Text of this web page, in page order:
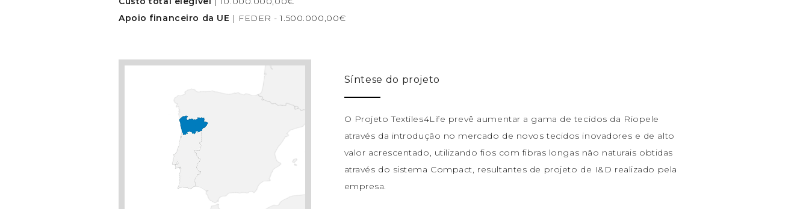
Apoio financeiro da UE | FEDER - 1.500.000,00€
Síntese do projeto
O Projeto Textiles4Life prevê aumentar a gama de tecidos da Riopele
através da introdução no mercado de novos tecidos inovadores e de alto
valor acrescentado, utilizando fios com fibras longas não naturais obtidas
através do sistema Compact, resultantes de projeto de I&D realizado pela
empresa.